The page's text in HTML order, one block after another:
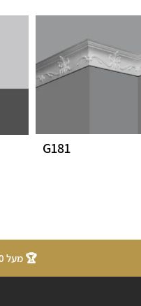
G181
🏆 מעל 20 שנות ניסיון